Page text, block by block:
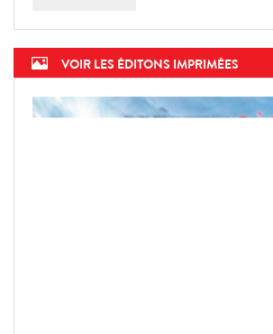
VOIR LES ÉDITONS IMPRIMÉES